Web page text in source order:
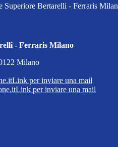
Superiore Bertarelli - Ferraris
- Ferraris Milano
Milano
Link per inviare una mail
Link per inviare una mail